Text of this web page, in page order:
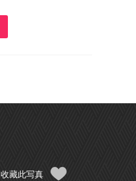
收藏此写真